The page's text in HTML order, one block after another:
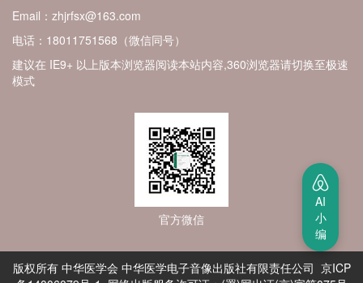
Email：zhjrfsx@163.com
电话：18011751568（微信同号）
建议在 IE9+ 以上版本浏览器阅读本站内容,360浏览器请切换至极速
模式
官方微信
版权所有 中华医学会 中华医学电子音像出版社有限责任公司 京ICP
AI
小
编